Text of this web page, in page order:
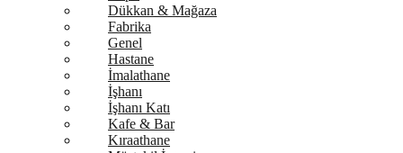
Dükkan & Mağaza
Fabrika
Genel
Hastane
İmalathane
İşhanı
İşhanı Katı
Kafe & Bar
Kıraathane